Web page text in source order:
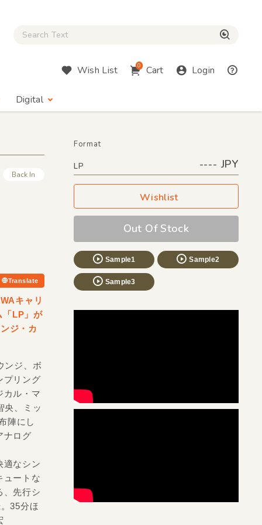
Close Search box
Wish List 0 Cart Login
Digital
Back In
Translate
Format
LP ---- JPY
Wishlist
Out Of Stock
Sample1 Sample2
Sample3
キャリ
「LP」が
ジ・カ
ンジ、ボ
プリング
カル・マ
央、ミッ
陣にし
ナログ
適なシン
ュートな
、先行シ
35分ほ